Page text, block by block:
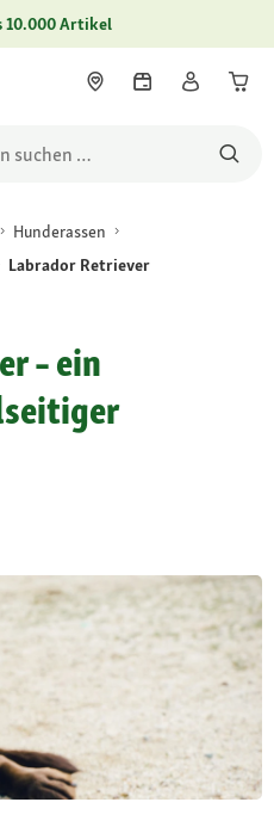
10.000 Artikel
Hunderassen
Labrador Retriever
– ein